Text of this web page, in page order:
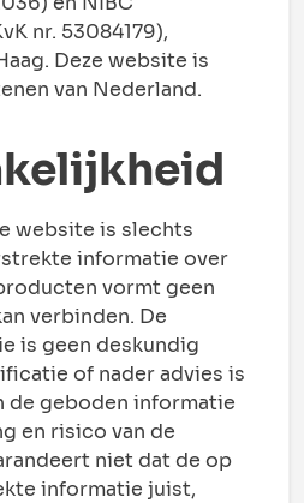
nr. 53084179),
Deze website is
van Nederland.
website is slechts
informatie over
vormt geen
verbinden. De
is geen deskundig
of nader advies is
de geboden informatie
en risico van de
niet dat de op
informatie juist,